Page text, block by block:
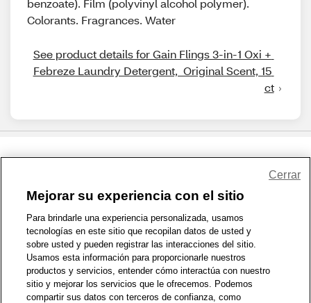
benzoate). Film (polyvinyl alcohol polymer).
Colorants. Fragrances. Water
See product details for Gain Flings 3-in-1 Oxi +
Febreze Laundry Detergent,  Original Scent, 15
ct
1-800-679-9691 | Contáctenos | Términos de Uso | Accesibilidad
Política de Privacidad | WA Privacy Policy | Mapa del sitio
Zona de Bienestar | © 1999 - 2026 CVS.com
Mejorar su experiencia con el sitio
Para brindarle una experiencia personalizada, usamos
tecnologías en este sitio que recopilan datos de usted y
sobre usted y pueden registrar las interacciones del sitio.
Usamos esta información para proporcionarle nuestros
productos y servicios, entender cómo interactúa con nuestro
sitio y mejorar los servicios que le ofrecemos. Podemos
compartir sus datos con terceros de confianza, como
Cerrar